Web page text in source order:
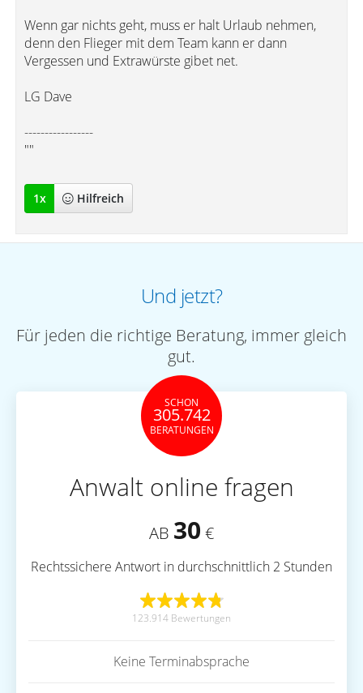
Wenn gar nichts geht, muss er halt Urlaub nehmen,
denn den Flieger mit dem Team kann er dann
Vergessen und Extrawürste gibet net.
LG Dave
-----------------
""
1x Hilfreich
Und jetzt?
Für jeden die richtige Beratung, immer gleich
gut.
SCHON
305.742
BERATUNGEN
Anwalt online fragen
AB 30 €
Rechtssichere Antwort in durchschnittlich 2 Stunden
123.914 Bewertungen
Keine Terminabsprache